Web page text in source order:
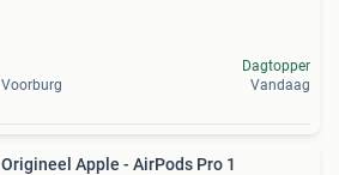
Voorburg
Dagtopper
Vandaag
Origineel Apple - AirPods Pro 1